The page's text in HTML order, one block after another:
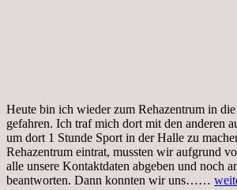
Heute bin ich wieder zum Rehazentrum in
gefahren. Ich traf mich dort mit den anderen
um dort 1 Stunde Sport in der Halle zu
Rehazentrum eintrat, mussten wir aufgrund
alle unsere Kontaktdaten abgeben und noch
beantworten. Dann konnten wir uns…… Tag